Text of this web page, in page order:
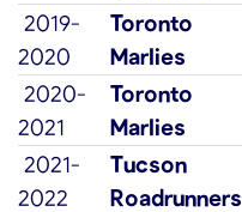
2019-
2020
Toronto
Marlies
2020-
2021
Toronto
Marlies
2021-
2022
Tucson
Roadrunners